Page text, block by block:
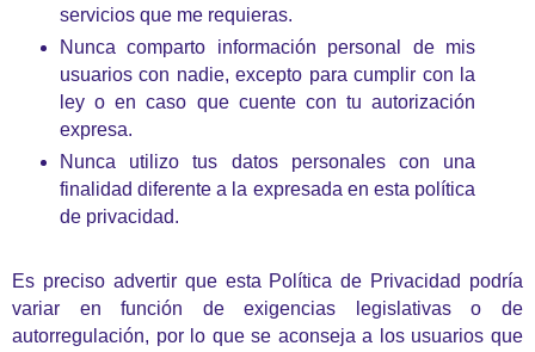
servicios que me requieras.
Nunca comparto información personal de mis
usuarios con nadie, excepto para cumplir con la
ley o en caso que cuente con tu autorización
expresa.
Nunca utilizo tus datos personales con una
finalidad diferente a la expresada en esta política
de privacidad.
Es preciso advertir que esta Política de Privacidad podría
variar en función de exigencias legislativas o de
autorregulación, por lo que se aconseja a los usuarios que